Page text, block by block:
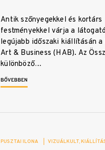
Antik szőnyegekkel és kortárs
festményekkel várja a
legújabb időszaki kiállításán a
Art & Business (HAB). Az
különböző…
BŐVEBBEN
PUSZTAI ILONA VIZUÁLKULT